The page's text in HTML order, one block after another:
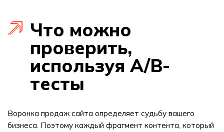
Что можно
проверить,
используя A/B-
тесты
Воронка продаж сайта определяет судьбу вашего
бизнеса. Поэтому каждый фрагмент контента, который